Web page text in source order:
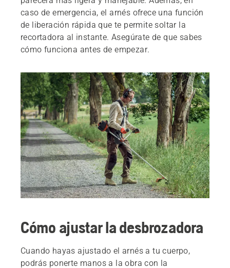
caso de emergencia, el arnés ofrece una función
de liberación rápida que te permite soltar la
recortadora al instante. Asegúrate de que sabes
cómo funciona antes de empezar.
Cómo ajustar la desbrozadora
Cuando hayas ajustado el arnés a tu cuerpo,
podrás ponerte manos a la obra con la